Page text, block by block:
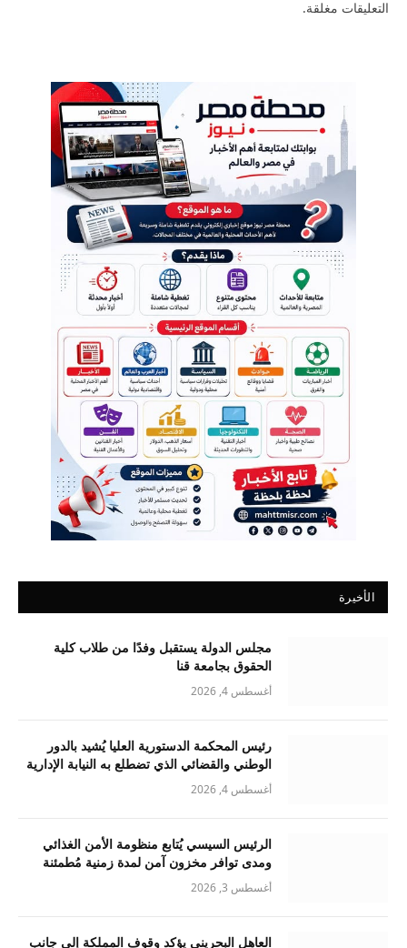
التعليقات مغلقة.
الأخيرة
مجلس الدولة يستقبل وفدًا من طلاب كلية
الحقوق بجامعة قنا
أغسطس 4, 2026
رئيس المحكمة الدستورية العليا يُشيد بالدور
الوطني والقضائي الذي تضطلع به النيابة الإدارية
أغسطس 4, 2026
الرئيس السيسي يُتابع منظومة الأمن الغذائي
ومدى توافر مخزون آمن لمدة زمنية مُطمئنة
أغسطس 3, 2026
العاهل البحريني يؤكد وقوف المملكة إلى جانب